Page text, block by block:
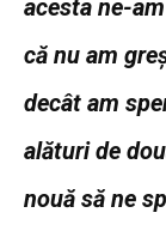
acesta ne-
că nu am
decât am
alături de
nouă să ne